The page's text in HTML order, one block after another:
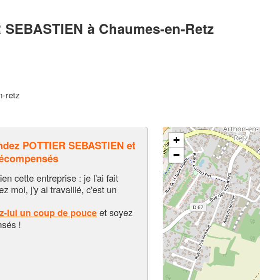
à Chaumes-en-Retz
retz
POTTIER SEBASTIEN et
cette entreprise : je l'ai fait
moi, j'y ai travaillé, c'est un
lui un coup de pouceet soyez
!
+
−